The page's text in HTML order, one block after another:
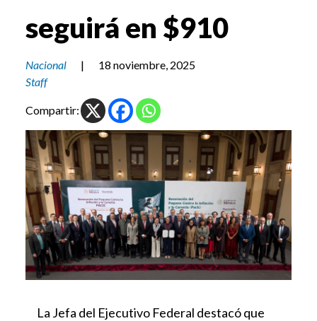
seguirá en $910
Nacional |
18 noviembre, 2025
Staff
Compartir:
La Jefa del Ejecutivo Federal destacó que